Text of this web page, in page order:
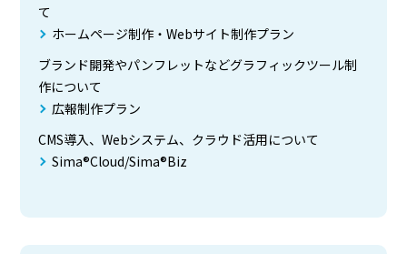
て
ホームページ制作・Webサイト制作プラン
ブランド開発やパンフレットなどグラフィックツール制
作について
広報制作プラン
CMS導入、Webシステム、クラウド活用について
Sima®Cloud/Sima®Biz